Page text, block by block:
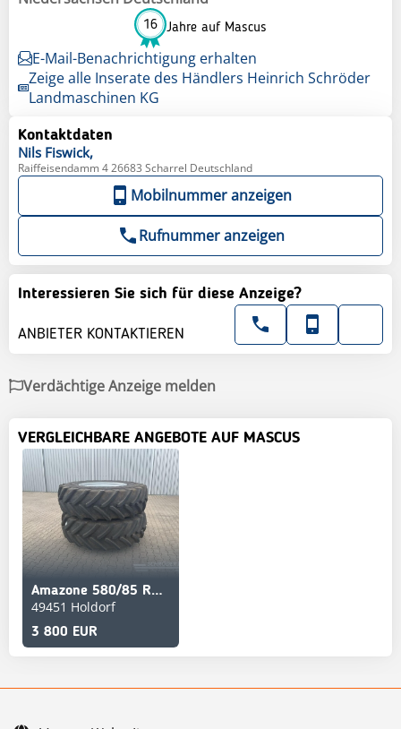
16 Jahre auf Mascus
E-Mail-Benachrichtigung erhalten
Zeige alle Inserate des Händlers Heinrich Schröder
Landmaschinen KG
Kontaktdaten
Nils Fiswick,
Raiffeisendamm 4 26683 Scharrel Deutschland
Mobilnummer anzeigen
Rufnummer anzeigen
Interessieren Sie sich für diese Anzeige?
ANBIETER KONTAKTIEREN
Verdächtige Anzeige melden
VERGLEICHBARE ANGEBOTE AUF MASCUS
Amazone 580/85 R42 ALLIANCE
49451 Holdorf
3 800 EUR